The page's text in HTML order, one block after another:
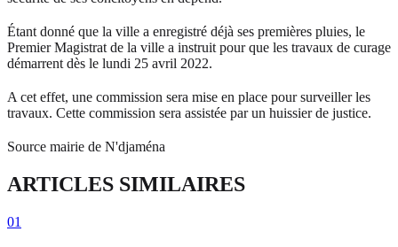
Étant donné que la ville a enregistré déjà ses premières pluies, le
Premier Magistrat de la ville a instruit pour que les travaux de curage
démarrent dès le lundi 25 avril 2022.
A cet effet, une commission sera mise en place pour surveiller les
travaux. Cette commission sera assistée par un huissier de justice.
Source mairie de N'djaména
ARTICLES SIMILAIRES
01